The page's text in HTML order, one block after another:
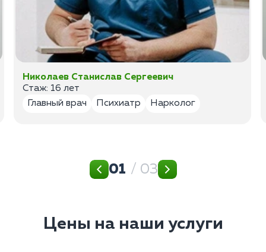
Николаев Станислав Сергеевич
Стаж: 16 лет
Главный врач
Психиатр Нарколог
01 / 03
Цены на наши услуги